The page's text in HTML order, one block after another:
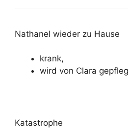
Nathanel wieder zu Hause
krank,
wird von Clara
Katastrophe